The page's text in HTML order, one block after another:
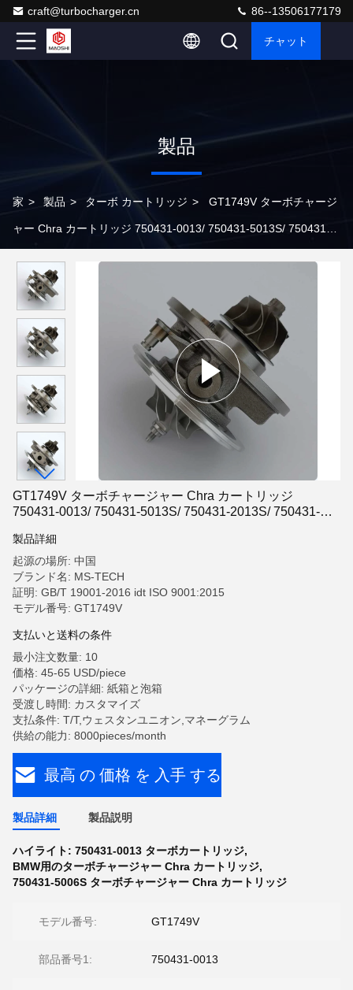
craft@turbocharger.cn 86--13506177179
チャット
製品
家 > 製品 > ターボ カートリッジ > GT1749V ターボチャージ
ャー Chra カートリッジ 750431-0013/ 750431-5013S/ 750431-
GT1749V ターボチャージャー Chra カートリッジ
750431-0013/ 750431-5013S/ 750431-2013S/ 750431-
製品詳細
起源の場所: 中国
ブランド名: MS-TECH
証明: GB/T 19001-2016 idt ISO 9001:2015
モデル番号: GT1749V
支払いと送料の条件
最小注文数量: 10
価格: 45-65 USD/piece
パッケージの詳細: 紙箱と泡箱
受渡し時間: カスタマイズ
支払条件: T/T,ウェスタンユニオン,マネーグラム
供給の能力: 8000pieces/month
最高 の 価格 を 入手 する
製品詳細 製品説明
ハイライト: 750431-0013 ターボカートリッジ,
BMW用のターボチャージャー Chra カートリッジ,
750431-5006S ターボチャージャー Chra カートリッジ
モデル番号: GT1749V
部品番号1: 750431-0013